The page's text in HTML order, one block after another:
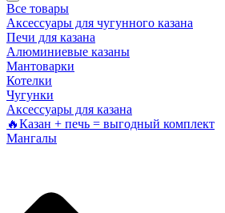
Все товары
Аксессуары для чугунного казана
Печи для казана
Алюминиевые казаны
Мантоварки
Котелки
Чугунки
Аксессуары для казана
🔥Казан + печь = выгодный комплект
Мангалы